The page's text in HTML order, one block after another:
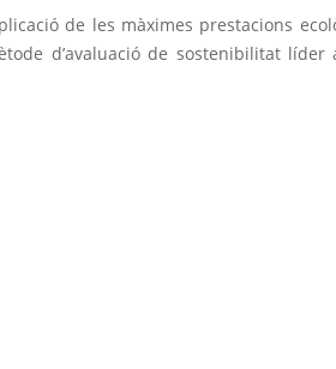
de les màximes prestacions
d’avaluació de sostenibilitat